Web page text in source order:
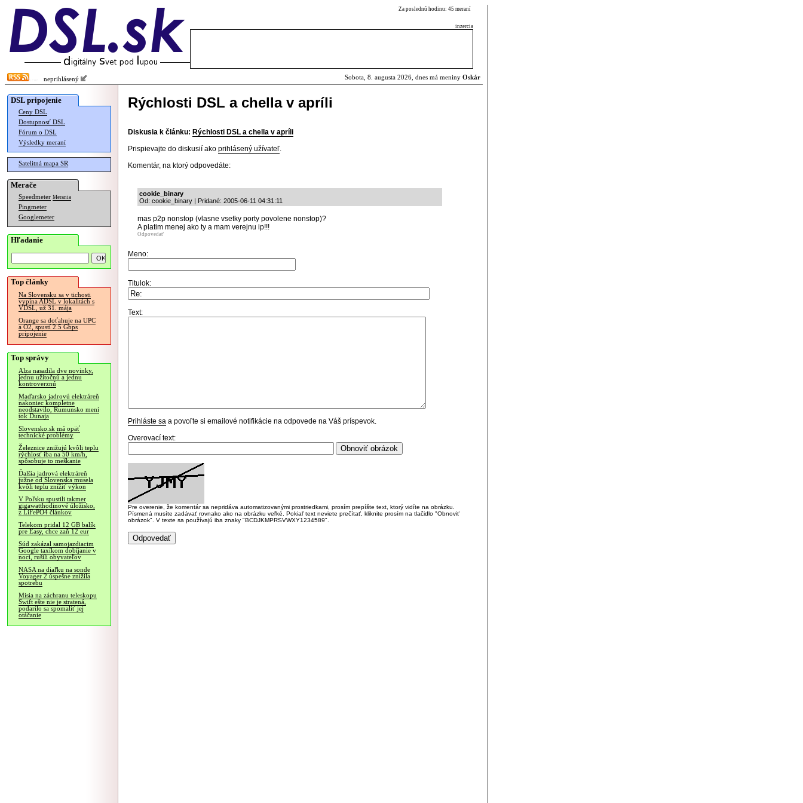
Za poslednú hodinu: 45 meraní
inzercia
neprihlásený Sobota, 8. augusta 2026, dnes má meniny Oskár
DSL pripojenie
Ceny DSL
Dostupnosť DSL
Fórum o DSL
Výsledky meraní
Satelitná mapa SR
Merače
Speedmeter Merania
Pingmeter
Googlemeter
Hľadanie
Top články
Na Slovensku sa v tichosti
vypína ADSL v lokalitách s
VDSL, už 31. mája
Orange sa doťahuje na UPC
a O2, spustí 2.5 Gbps
pripojenie
Top správy
Alza nasadila dve novinky,
jednu užitočnú a jednu
kontroverznú
Maďarsko jadrovú elektráreň
nakoniec kompletne
neodstavilo, Rumunsko mení
tok Dunaja
Slovensko.sk má opäť
technické problémy
Železnice znižujú kvôli teplu
rýchlosť iba na 50 km/h,
spôsobuje to meškanie
Ďalšia jadrová elektráreň
južne od Slovenska musela
kvôli teplu znížiť výkon
V Poľsku spustili takmer
gigawatthodinové úložisko,
z LiFePO4 článkov
Telekom pridal 12 GB balík
pre Easy, chce zaň 12 eur
Súd zakázal samojazdiacim
Google taxíkom dobíjanie v
noci, rušili obyvateľov
NASA na diaľku na sonde
Voyager 2 úspešne znížila
spotrebu
Misia na záchranu teleskopu
Swift ešte nie je stratená,
podarilo sa spomaliť jej
otáčanie
Rýchlosti DSL a chella v apríli
Diskusia k článku: Rýchlosti DSL a chella v apríli
Prispievajte do diskusií ako prihlásený užívateľ.
Komentár, na ktorý odpovedáte:
cookie_binary
Od: cookie_binary | Pridané: 2005-06-11 04:31:11
mas p2p nonstop (vlasne vsetky porty povolene nonstop)?
A platim menej ako ty a mam verejnu ip!!!
Odpovedať
Meno:
Titulok:
Text:
Prihláste sa a povoľte si emailové notifikácie na odpovede na Váš príspevok.
Overovací text:
Pre overenie, že komentár sa nepridáva automatizovanými prostriedkami, prosím prepíšte text, ktorý vidíte na obrázku.
Písmená musíte zadávať rovnako ako na obrázku veľké. Pokiaľ text neviete prečítať, kliknite prosím na tlačidlo "Obnoviť
obrázok". V texte sa používajú iba znaky "BCDJKMPRSVWXY1234589".